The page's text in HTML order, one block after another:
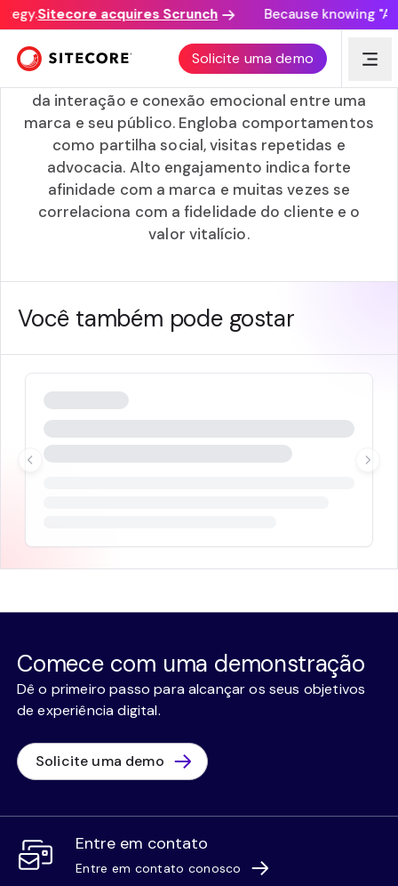
Sitecore acquires Scrunch Because knowing
Solicite uma demo
Envolvimento com a marca
O engajamento da marca mede a profundidade
da interação e conexão emocional entre uma
marca e seu público. Engloba comportamentos
como partilha social, visitas repetidas e
advocacia. Alto engajamento indica forte
afinidade com a marca e muitas vezes se
correlaciona com a fidelidade do cliente e o
valor vitalício.
Você também pode gostar
Comece com uma demonstração
Dê o primeiro passo para alcançar os seus objetivos
de experiência digital.
Solicite uma demo
Entre em contato
Entre em contato conosco